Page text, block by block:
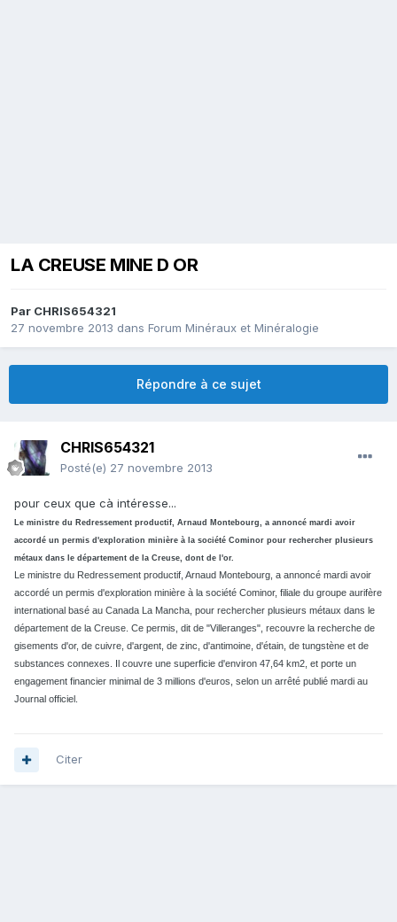
LA CREUSE MINE D OR
Par CHRIS654321
27 novembre 2013 dans Forum Minéraux et Minéralogie
Répondre à ce sujet
CHRIS654321
Posté(e) 27 novembre 2013
pour ceux que cà intéresse...
Le ministre du Redressement productif, Arnaud Montebourg, a annoncé mardi avoir
accordé un permis d'exploration minière à la société Cominor pour rechercher plusieurs
métaux dans le département de la Creuse, dont de l'or.
Le ministre du Redressement productif, Arnaud Montebourg, a annoncé mardi avoir
accordé un permis d'exploration minière à la société Cominor, filiale du groupe aurifère
international basé au Canada La Mancha, pour rechercher plusieurs métaux dans le
département de la Creuse. Ce permis, dit de "Villeranges", recouvre la recherche de
gisements d'or, de cuivre, d'argent, de zinc, d'antimoine, d'étain, de tungstène et de
substances connexes. Il couvre une superficie d'environ 47,64 km2, et porte un
engagement financier minimal de 3 millions d'euros, selon un arrêté publié mardi au
Journal officiel.
Citer